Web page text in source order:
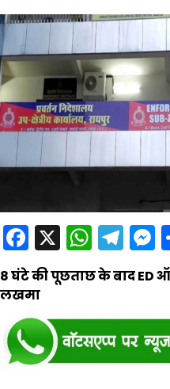
Facebook
X
8 घंटे की पूछताछ के बाद ED
लखमा